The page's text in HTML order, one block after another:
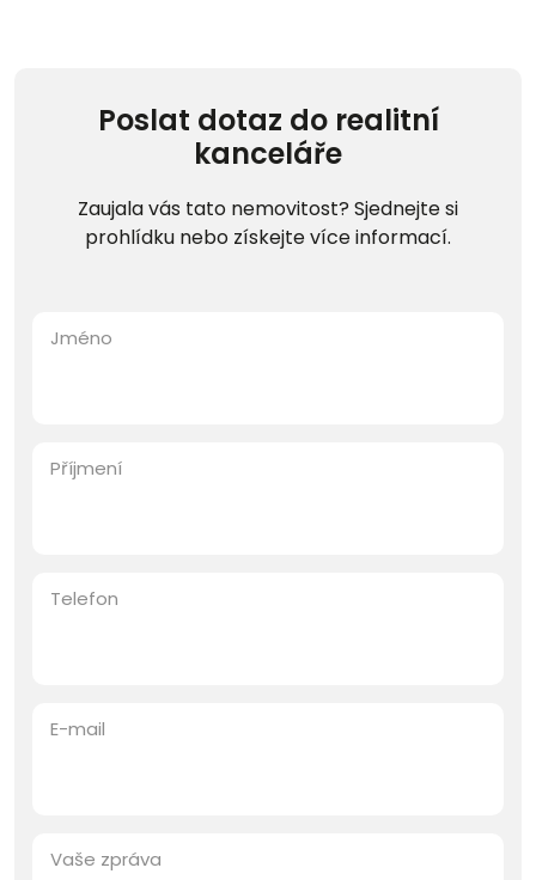
Poslat dotaz do realitní
kanceláře
Zaujala vás tato nemovitost? Sjednejte si
prohlídku nebo získejte více informací.
Jméno
Příjmení
Telefon
E-mail
Vaše zpráva